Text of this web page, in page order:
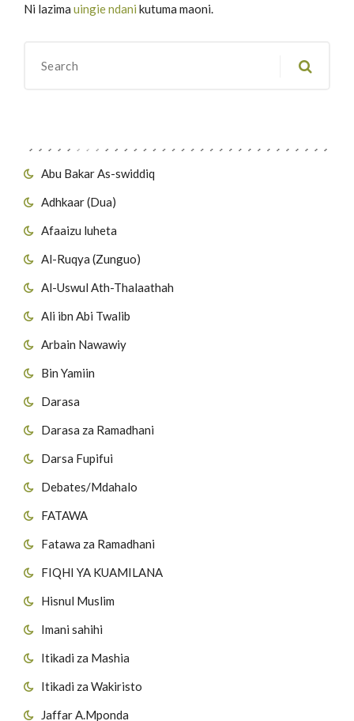
Abu Bakar As-swiddiq
Adhkaar (Dua)
Afaaizu luheta
Al-Ruqya (Zunguo)
Al-Uswul Ath-Thalaathah
Ali ibn Abi Twalib
Arbain Nawawiy
Bin Yamiin
Darasa
Darasa za Ramadhani
Darsa Fupifui
Debates/Mdahalo
FATAWA
Fatawa za Ramadhani
FIQHI YA KUAMILANA
Hisnul Muslim
Imani sahihi
Itikadi za Mashia
Itikadi za Wakiristo
Jaffar A.Mponda
Ni lazima uingie ndani kutuma maoni.